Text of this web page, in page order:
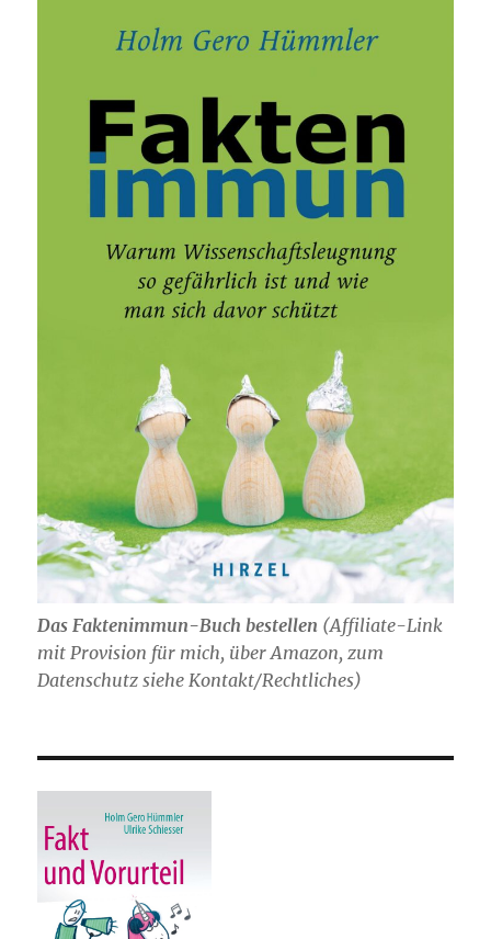
Das Faktenimmun-Buch bestellen (Affiliate-Link
mit Provision für mich, über Amazon, zum
Datenschutz siehe Kontakt/Rechtliches)